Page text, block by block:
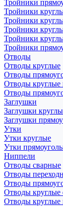
Тройники
Тройники
Тройники
Тройники
Тройники
Тройники
Отводы
Отводы круглые
Отводы
Отводы круглые
Отводы
Заглушки
Заглушки
Заглушки
Утки
Утки круглые
Утки
Ниппели
Отводы сварные
Отводы
Отводы
Отводы круглые
Отводы круглые